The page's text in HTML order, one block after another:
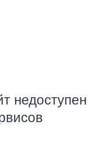
недоступен